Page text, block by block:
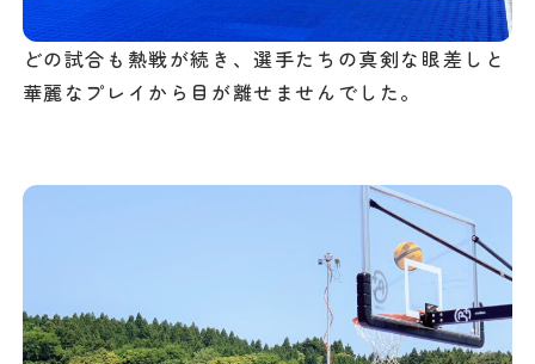
どの試合も熱戦が続き、選手たちの真剣な眼差しと
華麗なプレイから目が離せませんでした。